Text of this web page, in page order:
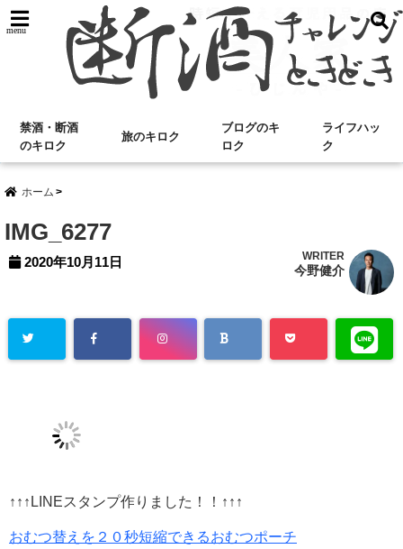
menu
禁酒・断酒
のキロク
旅のキロク
ブログのキ
ロク
ライフハッ
ク
ホーム
IMG_6277
2020年10月11日 WRITER
今野健介
↑↑↑LINEスタンプ作りました！！↑↑↑
おむつ替えを２０秒短縮できるおむつポーチ